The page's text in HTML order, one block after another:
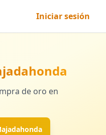
Iniciar sesión
de oro en